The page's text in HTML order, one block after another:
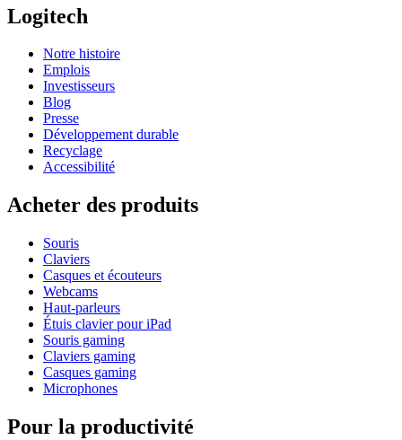
Logitech
Notre histoire
Emplois
Investisseurs
Blog
Presse
Développement durable
Recyclage
Accessibilité
Acheter des produits
Souris
Claviers
Casques et écouteurs
Webcams
Haut-parleurs
Étuis clavier pour iPad
Souris gaming
Claviers gaming
Casques gaming
Microphones
Pour la productivité